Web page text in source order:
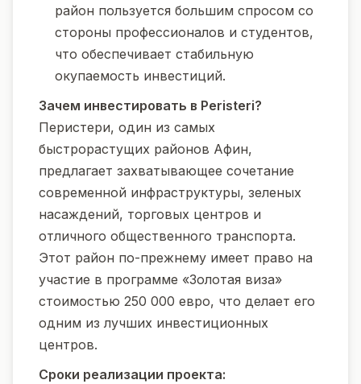
район пользуется большим спросом со
стороны профессионалов и студентов,
что обеспечивает стабильную
окупаемость инвестиций.
Зачем инвестировать в Peristeri?
Перистери, один из самых
быстрорастущих районов Афин,
предлагает захватывающее сочетание
современной инфраструктуры, зеленых
насаждений, торговых центров и
отличного общественного транспорта.
Этот район по-прежнему имеет право на
участие в программе «Золотая виза»
стоимостью 250 000 евро, что делает его
одним из лучших инвестиционных
центров.
Сроки реализации проекта: